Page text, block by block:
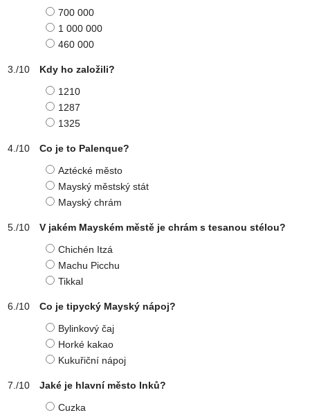
700 000
1 000 000
460 000
Kdy ho založili?
1210
1287
1325
Co je to Palenque?
Aztécké město
Mayský městský stát
Mayský chrám
V jakém Mayském městě je chrám s tesanou stélou?
Chichén Itzá
Machu Picchu
Tikkal
Co je tipycký Mayský nápoj?
Bylinkový čaj
Horké kakao
Kukuřiční nápoj
Jaké je hlavní město Inků?
Cuzka